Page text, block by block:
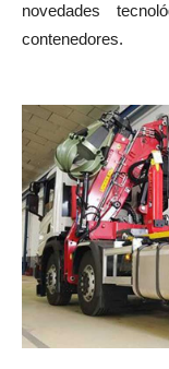
novedades
contenedores.